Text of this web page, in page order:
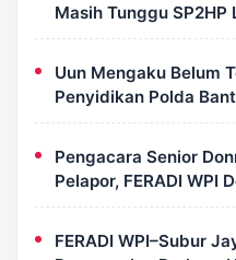
Masih Tunggu
Uun Mengaku Belum
Penyidikan Polda
Perkara
Pengacara Senior
Pelapor, FERADI WPI
Perkara Uun
FERADI WPI–Subur